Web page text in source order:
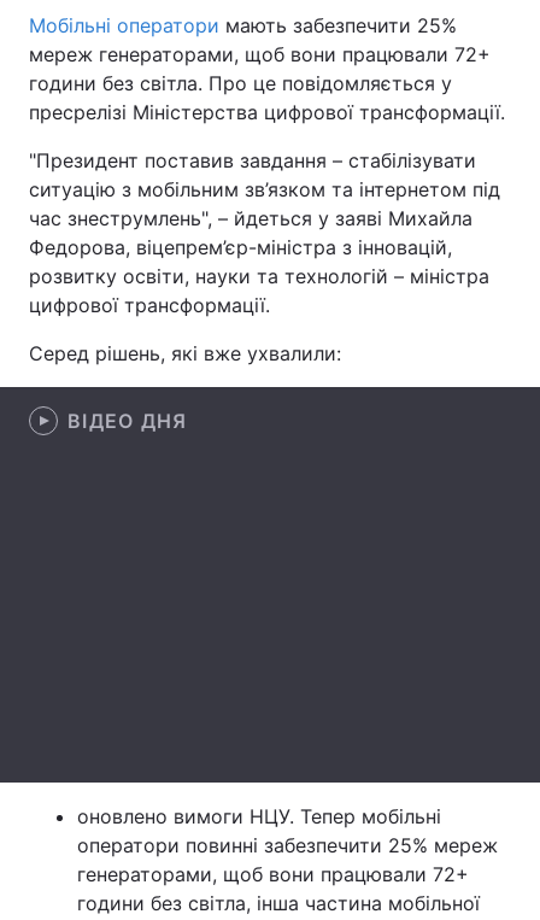
Спорт Наука
Техно і зв'язок
Зброя Інциденти
Здоров'я Туризм
Цікавинки
Екологія Регіони
Лонгріди
Мобільні оператори мають забезпечити 25%
мереж генераторами, щоб вони працювали 72+
години без світла. Про це повідомляється у
пресрелізі Міністерства цифрової трансформації.
"‎Президент поставив завдання – стабілізувати
ситуацію з мобільним зв’язком та інтернетом під
час знеструмлень"‎, – йдеться у заяві Михайла
Федорова, віцепрем’єр-міністра з інновацій,
розвитку освіти, науки та технологій – міністра
цифрової трансформації.
Серед рішень, які вже ухвалили:
ВІДЕО ДНЯ
оновлено вимоги НЦУ. Тепер мобільні
оператори повинні забезпечити 25% мереж
генераторами, щоб вони працювали 72+
години без світла, інша частина мобільної